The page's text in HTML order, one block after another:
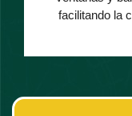
facilitando la